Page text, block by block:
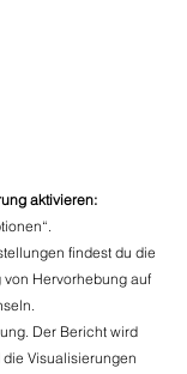
aktivieren:
findest du die
von Hervorhebung auf
Der Bericht wird
Visualisierungen